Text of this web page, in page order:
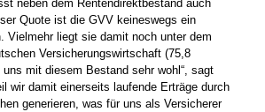
neben dem Rentendirektbestand auch
Quote ist die GVV keineswegs ein
Vielmehr liegt sie damit noch unter dem
Versicherungswirtschaft (75,8
uns mit diesem Bestand sehr wohl“, sagt
wir damit einerseits laufende Erträge durch
generieren, was für uns als Versicherer